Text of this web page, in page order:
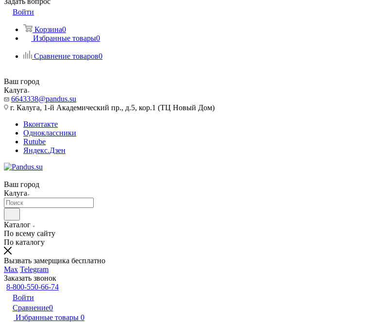
Войти
Корзина0
Избранные товары0
Сравнение товаров0
Ваш город
Калуга
6643338@pandus.su
г. Калуга, 1-й Академический пр., д.5, кор.1 (ТЦ Новый Дом)
Вконтакте
Одноклассники
Rutube
Яндекс.Дзен
Ваш город
Калуга
Каталог
По всему сайту
По каталогу
Вызвать замерщика бесплатно
Max Telegram
Заказать звонок
8-800-550-66-74
Войти
Сравнение0
Избранные товары 0